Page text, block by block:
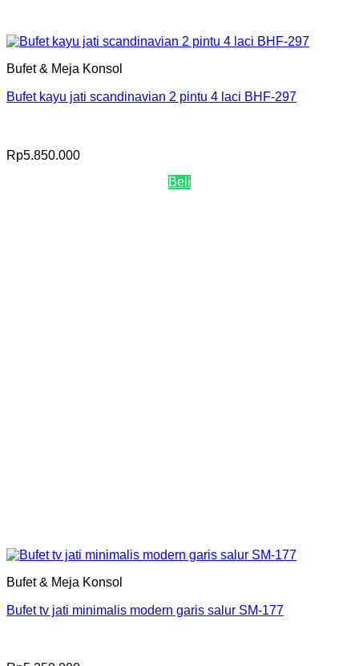
Bufet & Meja Konsol
Bufet kayu jati scandinavian 2 pintu 4 laci BHF-297
Rp5.850.000
Beli
Bufet & Meja Konsol
Bufet tv jati minimalis modern garis salur SM-177